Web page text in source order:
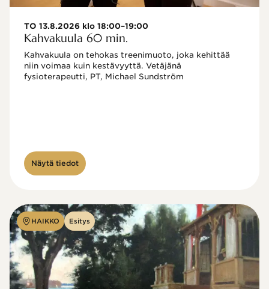
TO 13.8.2026 klo 18:00–19:00
Kahvakuula 60 min.
Kahvakuula on tehokas treenimuoto, joka kehittää
niin voimaa kuin kestävyyttä. Vetäjänä
fysioterapeutti, PT, Michael Sundström
Näytä tiedot
HAIKKO Esitys